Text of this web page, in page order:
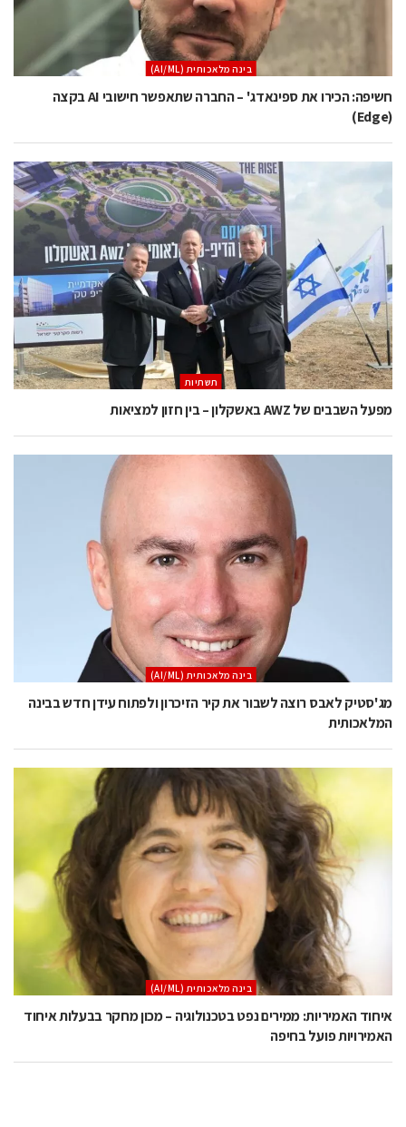
בינה מלאכותית (AI/ML)
חשיפה: הכירו את ספינאדג' – החברה שתאפשר חישובי AI בקצה
(Edge)
תשתיות
מפעל השבבים של AWZ באשקלון – בין חזון למציאות
בינה מלאכותית (AI/ML)
מג'סטיק לאבס רוצה לשבור את קיר הזיכרון ולפתוח עידן חדש בבינה
המלאכותית
בינה מלאכותית (AI/ML)
איחוד האמיריות: ממירים נפט בטכנולוגיה – מכון מחקר בבעלות איחוד
האמירויות פועל בחיפה